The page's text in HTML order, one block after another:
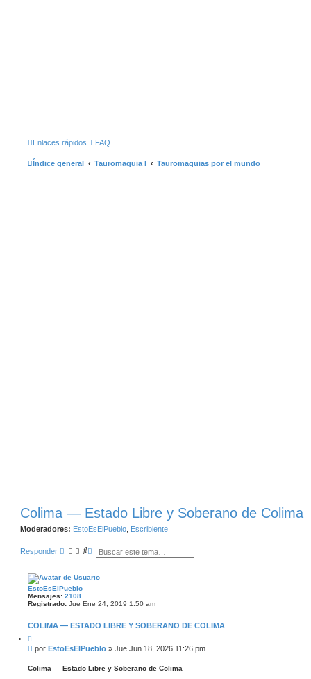
Enlaces rápidos FAQ
Índice general Tauromaquia I Tauromaquias por el mundo
Colima — Estado Libre y Soberano de Colima
Moderadores: EstoEsElPueblo Escribiente
Responder
B
a
B
Q
U
A
V
Z
D
EstoEsElPueblo
Mensajes: 2108
Registrado: Jue Ene 24, 2019 1:50 am
COLIMA — ESTADO LIBRE Y SOBERANO DE COLIMA
i
t
r
M
n
por EstoEsElPueblo » Jue Jun 18, 2026 11:26 pm
Colima — Estado Libre y Soberano de Colima